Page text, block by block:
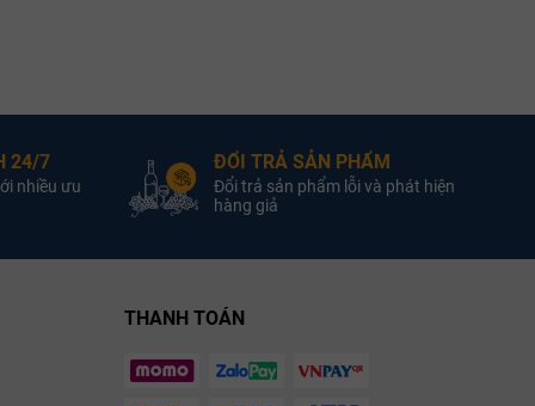
24/7
nhiều ưu
ĐỔI TRẢ SẢN PHẨM
Đổi trả sản phẩm lỗi và phát hiện
hàng giả
THANH TOÁN